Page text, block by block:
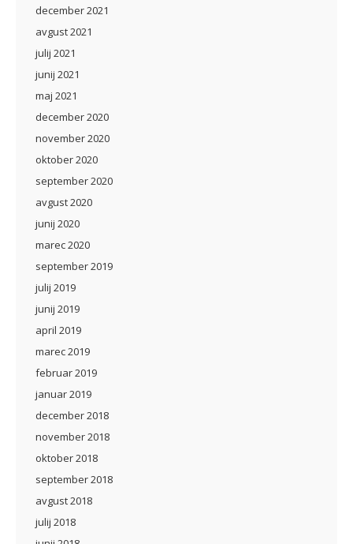
december 2021
avgust 2021
julij 2021
junij 2021
maj 2021
december 2020
november 2020
oktober 2020
september 2020
avgust 2020
junij 2020
marec 2020
september 2019
julij 2019
junij 2019
april 2019
marec 2019
februar 2019
januar 2019
december 2018
november 2018
oktober 2018
september 2018
avgust 2018
julij 2018